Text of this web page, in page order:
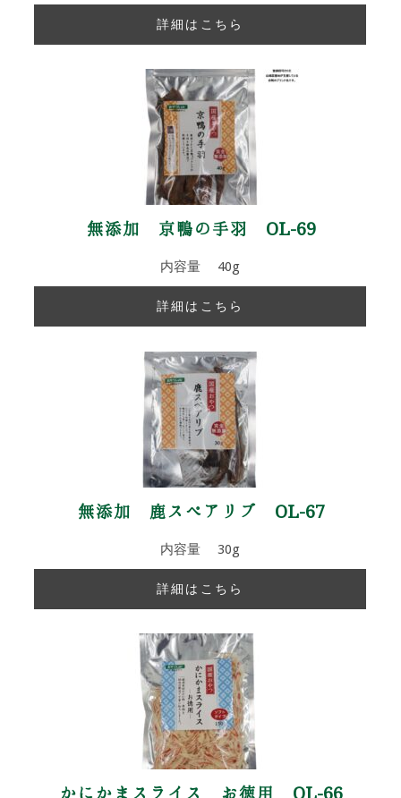
詳細はこちら
無添加 京鴨の手羽 OL-69
内容量 40g
詳細はこちら
無添加 鹿スペアリブ OL-67
内容量 30g
詳細はこちら